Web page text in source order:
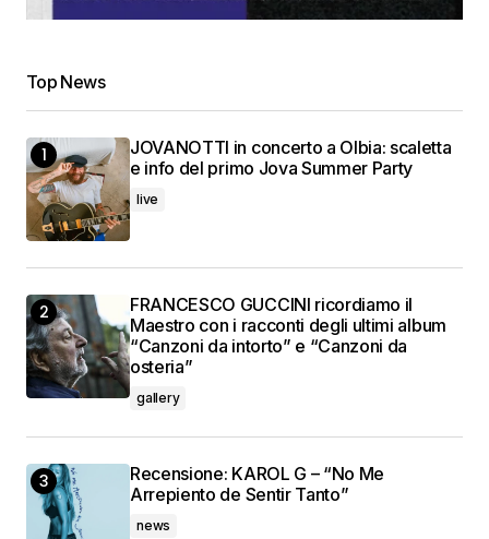
Top News
JOVANOTTI in concerto a Olbia: scaletta
e info del primo Jova Summer Party
live
FRANCESCO GUCCINI ricordiamo il
Maestro con i racconti degli ultimi album
“Canzoni da intorto” e “Canzoni da
osteria”
gallery
Recensione: KAROL G – “No Me
Arrepiento de Sentir Tanto”
news